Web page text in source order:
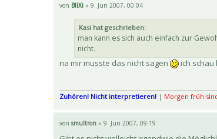
von BliXi » 9. Jun 2007, 00:04
Kasi hat geschrieben:
man kann es sich auch einfach zur
nicht.
na mir musste das nicht sagen ich
Zuhören! Nicht interpretieren! | Morgen früh
von smultron » 9. Jun 2007, 09:19